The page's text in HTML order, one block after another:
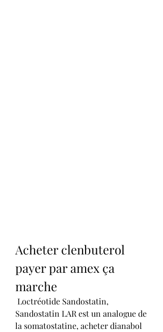
Acheter clenbuterol
payer par amex ça
marche
Sandostatin LAR est un analogue de
la somatostatine, acheter dianabol